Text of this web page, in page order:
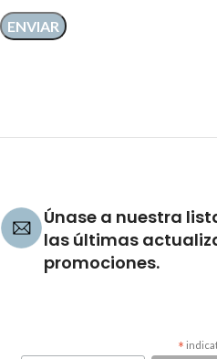
Únase a nuestra
las últimas
promociones.
*